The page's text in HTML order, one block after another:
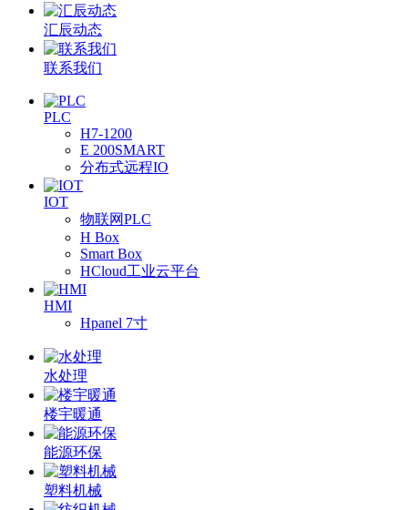
汇辰动态
联系我们
PLC
H7-1200
E 200SMART
分布式远程IO
IOT
物联网PLC
H Box
Smart Box
HCloud工业云平台
HMI
Hpanel 7寸
水处理
楼宇暖通
能源环保
塑料机械